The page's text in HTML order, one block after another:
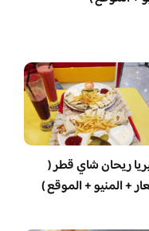
ريحان شاي قطر (
+ المنيو + الموقع )